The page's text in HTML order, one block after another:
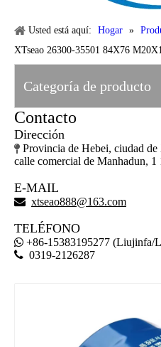
Usted está aquí: Hogar »
XTseao 26300-35501 84X76
Categoría de producto
Contacto
Dirección
 Provincia de Hebei, ciudad
calle comercial de Manhadun,
E-MAIL
 xtseao888@163.com
TELÉFONO
 +86-15383195277 (Liujinfa/
 0319-2126287